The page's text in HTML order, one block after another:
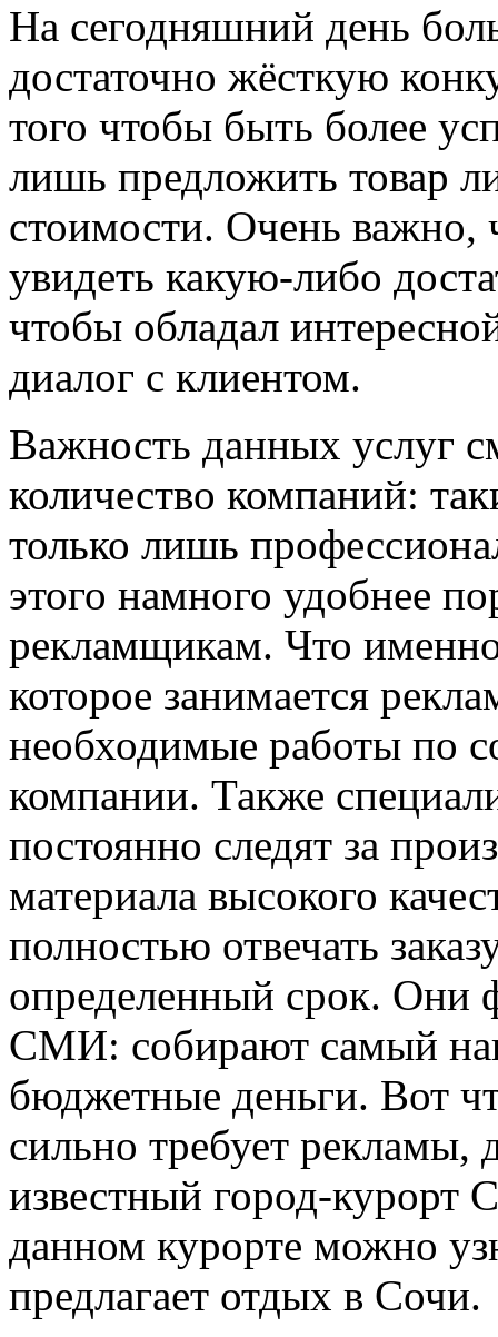
На сегодняшний день
достаточно жёсткую
того чтобы быть более
лишь предложить товар
стоимости. Очень важно,
увидеть какую-либо
чтобы обладал
диалог с клиентом.
Важность данных услуг
количество компаний:
только лишь
этого намного удобнее
рекламщикам. Что именно
которое занимается
необходимые работы по
компании. Также
постоянно следят за
материала высокого
полностью отвечать
определенный срок. Они
СМИ: собирают самый
бюджетные деньги. Вот
сильно требует рекламы,
известный город-
данном курорте можно
предлагает отдых в Сочи.